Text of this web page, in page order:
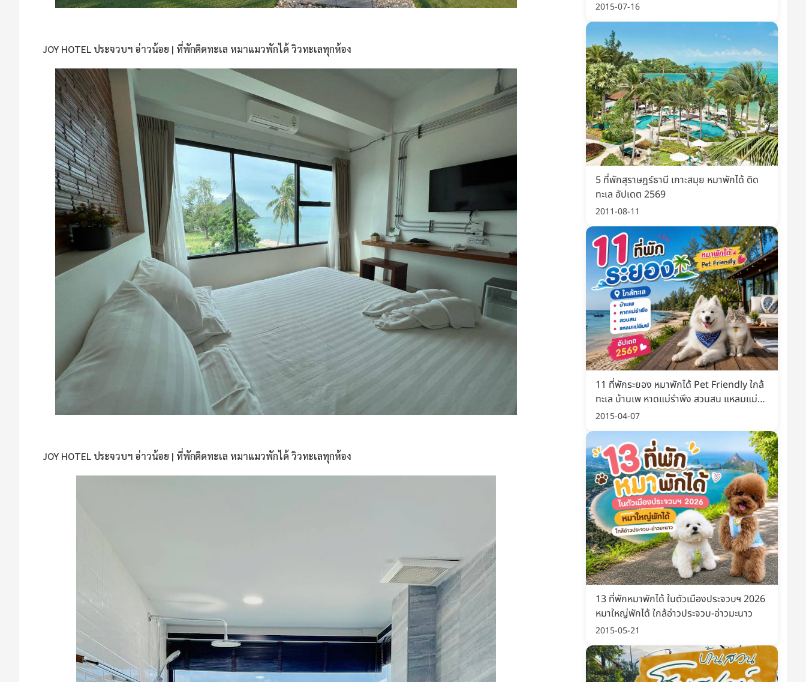
JOY HOTEL ประจวบฯ อ่าวน้อย | ที่พักติดทะเล หมาแมวพักได้ วิวทะเลทุกห้อง
JOY HOTEL ประจวบฯ อ่าวน้อย | ที่พักติดทะเล หมาแมวพักได้ วิวทะเลทุกห้อง
2015-07-16
5 ที่พักสุราษฎร์ธานี เกาะสมุย หมาพักได้ ติด
ทะเล อัปเดต 2569
2011-08-11
11 ที่พักระยอง หมาพักได้ Pet Friendly ใกล้
ทะเล บ้านเพ หาดแม่รำพึง สวนสน แหลมแม่
พิมพ์ อัปเดต 2569
2015-04-07
13 ที่พักหมาพักได้ ในตัวเมืองประจวบฯ 2026
หมาใหญ่พักได้ ใกล้อ่าวประจวบ-อ่าวมะนาว
2015-05-21